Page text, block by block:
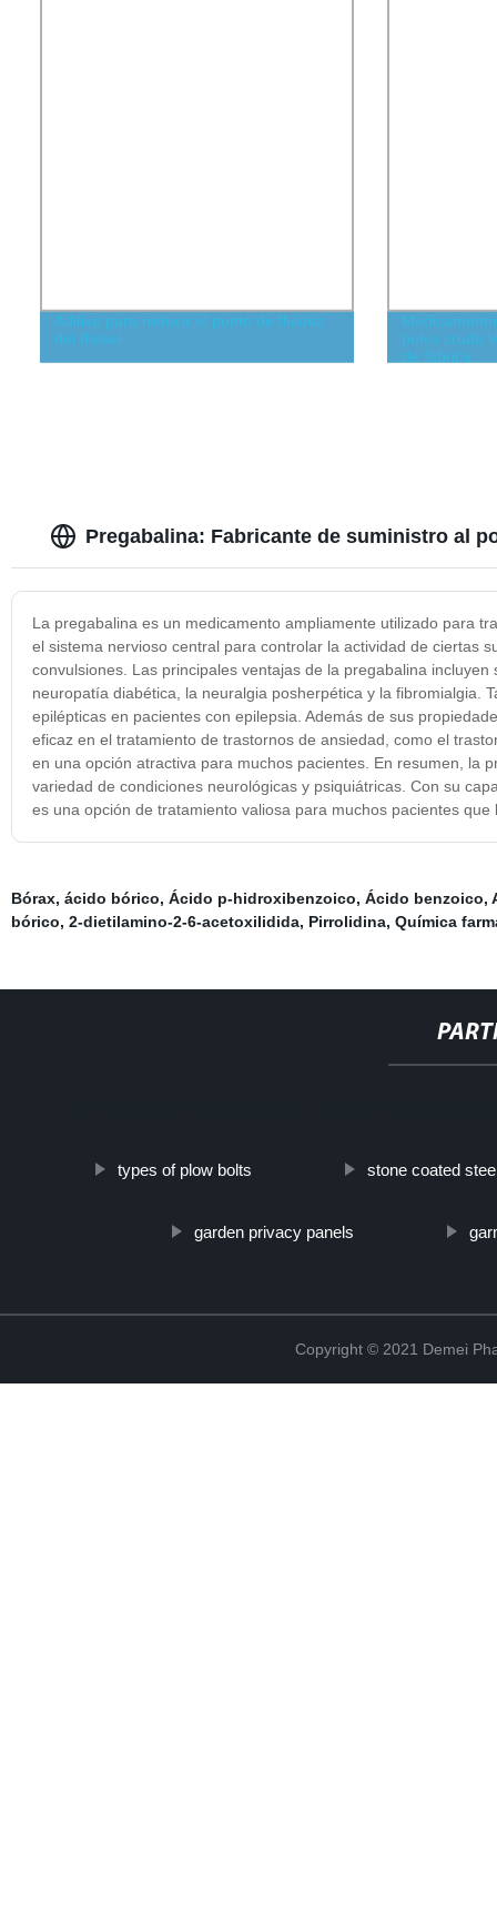
Aditivo para reducir el punto de fluidez
del diésel
polvo crudo
de fábrica
Pregabalina: Fabricante de suministro al
La pregabalina es un medicamento ampliamente utilizado para
el sistema nervioso central para controlar la actividad de ciertas
convulsiones. Las principales ventajas de la pregabalina
neuropatía diabética, la neuralgia posherpética y la fibromialgia.
epilépticas en pacientes con epilepsia. Además de sus
eficaz en el tratamiento de trastornos de ansiedad, como el
en una opción atractiva para muchos pacientes. En resumen, la
variedad de condiciones neurológicas y psiquiátricas. Con su
es una opción de tratamiento valiosa para muchos pacientes
Bórax, ácido bórico, Ácido p-hidroxibenzoico, Ácido benzoico,
bórico, 2-dietilamino-2-6-acetoxilidida, Pirrolidina, Química
types of plow bolts stone coated
garden privacy panels
Copyright © 2021 Demei